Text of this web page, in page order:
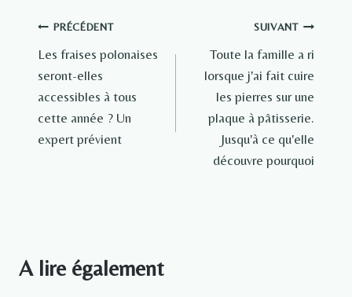
Navigation
de
l’article
PRÉCÉDENT
Les fraises polonaises
seront-elles
accessibles à tous
cette année ? Un
expert prévient
SUIVANT
Toute la famille a ri
lorsque j'ai fait cuire
les pierres sur une
plaque à pâtisserie.
Jusqu'à ce qu'elle
découvre pourquoi
A lire également